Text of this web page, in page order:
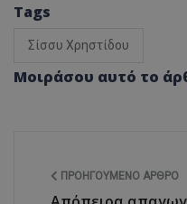
Tags
Σίσσυ Χρηστίδου
Μοιράσου αυτό το
ΠΡΟΗΓΟΎΜΕΝΟ ΆΡΘΡΟ